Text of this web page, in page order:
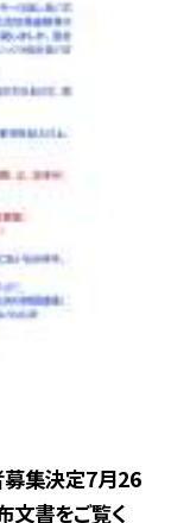
募集決定7月26
文書をご覧く